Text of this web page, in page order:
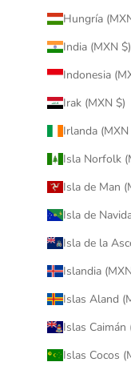
India (MXN $)
Irak (MXN $)